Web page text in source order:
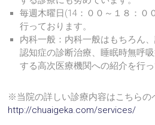
毎週木曜日(14：００～１８：０
行っております。
内科一般：内科一般はもちろん
認知症の診断治療、睡眠時無呼
する高次医療機関への紹介を行っ
※当院の詳しい診療内容はこちらの
http://chuaigeka.com/services/